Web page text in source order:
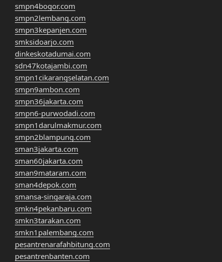
smpn4bogor.com
smpn2lembang.com
smpn3kepanjen.com
smksidoarjo.com
dinkeskotadumai.com
sdn47kotajambi.com
smpn1cikarangselatan.com
smpn9ambon.com
smpn36jakarta.com
smpn6-purwodadi.com
smpn1darulmakmur.com
smpn2blampung.com
sman3jakarta.com
sman60jakarta.com
sman9mataram.com
sman4depok.com
smansa-singaraja.com
smkn4pekanbaru.com
smkn3tarakan.com
smkn1palembang.com
pesantrenarafahbitung.com
pesantrenbanten.com